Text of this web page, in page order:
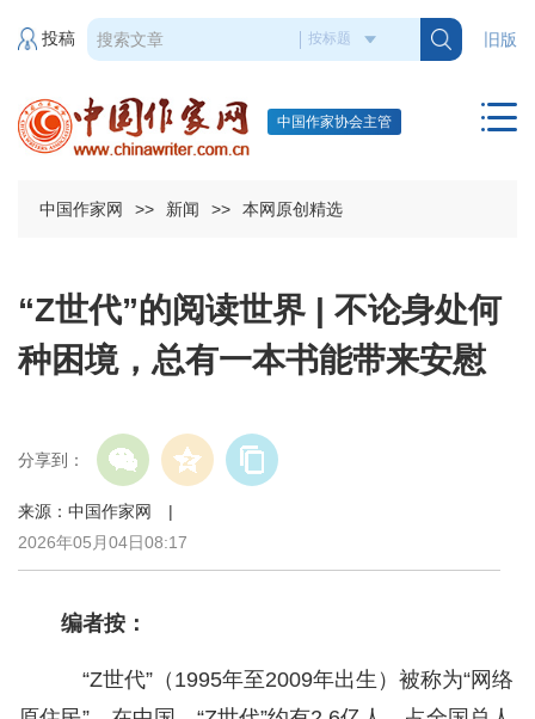
旧版
投稿
中国作家协会主管
中国作家网 >> 新闻 >> 本网原创精选
“Z世代”的阅读世界 | 不论身处何
种困境，总有一本书能带来安慰
分享到：
来源：中国作家网 |
2026年05月04日08:17
编者按：
“Z世代”（1995年至2009年出生）被称为“网络